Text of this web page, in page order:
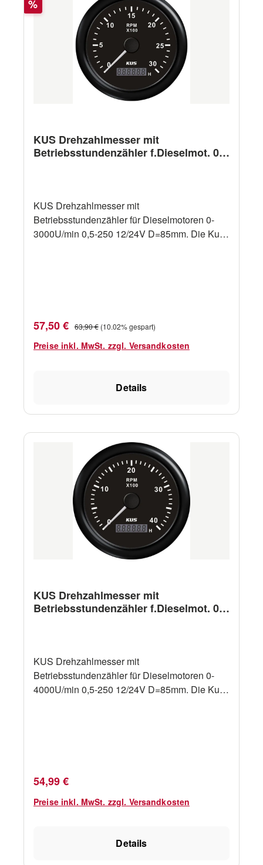
Rabatt
%
KUS Drehzahlmesser mit
Betriebsstundenzähler f.Dieselmot. 0-
KUS Drehzahlmesser mit
Betriebsstundenzähler für Dieselmotoren 0-
3000U/min 0,5-250 12/24V D=85mm. Die Kus
Verkaufspreis:
57,50 € Regulärer Preis:
63,90 € (10.02% gespart)
Preise inkl. MwSt. zzgl. Versandkosten
Details
KUS Drehzahlmesser mit
Betriebsstundenzähler f.Dieselmot. 0-
KUS Drehzahlmesser mit
Betriebsstundenzähler für Dieselmotoren 0-
4000U/min 0,5-250 12/24V D=85mm. Die Kus
Regulärer Preis:
54,99 €
Preise inkl. MwSt. zzgl. Versandkosten
Details